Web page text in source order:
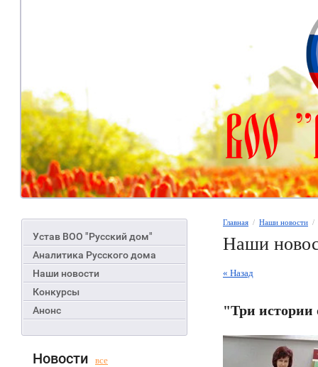
Устав ВОО "Русский дом"
Аналитика Русского дома
Наши новости
Конкурсы
Анонс
Новости
все
Главная
  /
Наши новости
Наши
« Назад
"Три истории